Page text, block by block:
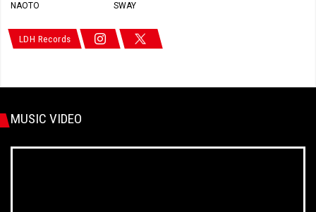
NAOTO SWAY
LDH Records
MUSIC VIDEO